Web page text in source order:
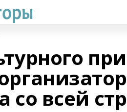
со всей